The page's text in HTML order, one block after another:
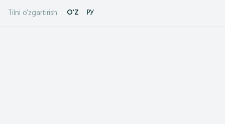
Tilni o'zgartirish: O'Z РУ